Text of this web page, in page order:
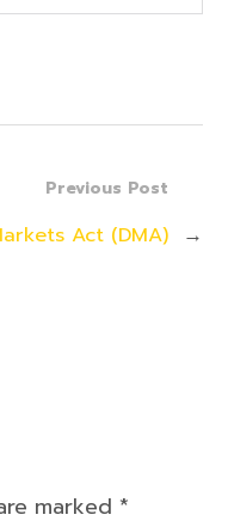
Previous Post
Act (DMA) →
marked *